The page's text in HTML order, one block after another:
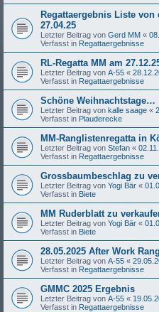
Regattaergebnis Liste von
27.04.25
Letzter Beitrag von Gerd MM «
Verfasst in Regattaergebnisse
RL-Regatta MM am
Letzter Beitrag von A-55 «
Verfasst in Regattaergebnisse
Schöne Weihnachtstage…
Letzter Beitrag von kalle saage «
Verfasst in Plauderecke
MM-Ranglistenregatta in
Letzter Beitrag von Stefan «
Verfasst in Regattaergebnisse
Grossbaumbeschlag zu
Letzter Beitrag von Yogi Bär «
Verfasst in Biete
MM Ruderblatt zu
Letzter Beitrag von Yogi Bär «
Verfasst in Biete
28.05.2025 After Work
Letzter Beitrag von A-55 «
Verfasst in Regattaergebnisse
GMMC 2025 Ergebnis
Letzter Beitrag von A-55 «
Verfasst in Regattaergebnisse